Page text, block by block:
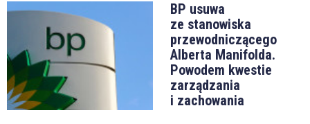
BP usuwa
ze stanowiska
przewodniczącego
Alberta Manifolda.
Powodem kwestie
zarządzania
i zachowania